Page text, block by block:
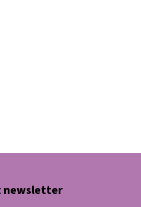
newsletter